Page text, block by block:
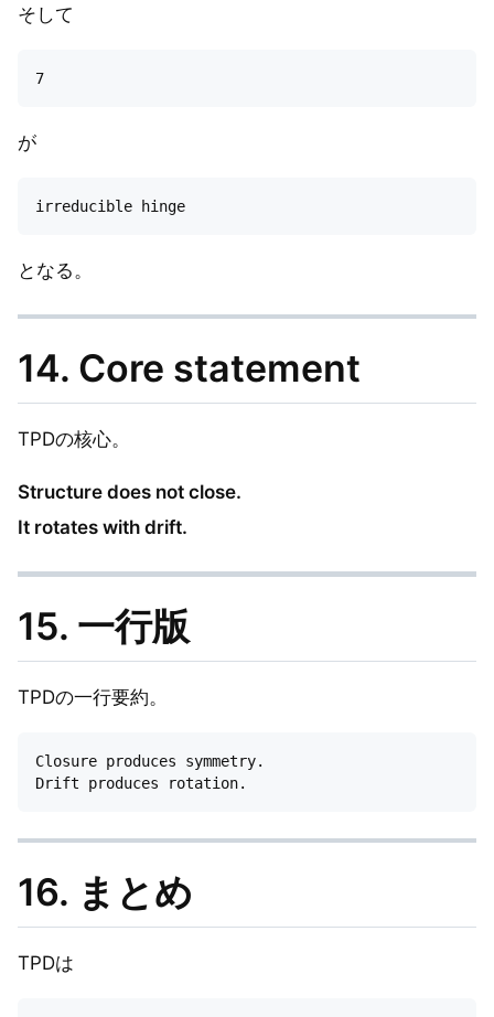
そして
が
となる。
14. Core statement
TPDの核心。
Structure does not close.
It rotates with drift.
15. 一行版
TPDの一行要約。
Closure produces symmetry.
16. まとめ
TPDは